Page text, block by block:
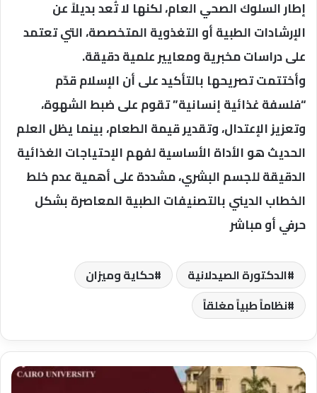
إطار السلوك الصحي العام، لكنها لا تُعد بديلاً عن
الإرشادات الطبية أو التغذوية المتخصصة، التي تعتمد
على دراسات مخبرية ومعايير علمية دقيقة.
وأختتمت تصريحها بالتأكيد على أن الإسلام قدّم
“فلسفة غذائية إنسانية” تقوم على ضبط الشهوة،
وتعزيز الإعتدال، وتقدير قيمة الطعام، بينما يظل العلم
الحديث هو الأداة الأساسية لفهم الإحتياجات الغذائية
الدقيقة للجسم البشري، مشددة على أهمية عدم خلط
الخطاب الديني بالتصنيفات الطبية المعاصرة بشكل
حرفي أو مباشر
الدكتورة الصيدلانية
حكاية وميزان
نظاماً طبياً مغلقاً
جامعة
القاهرة